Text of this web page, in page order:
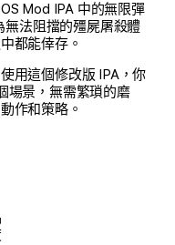
Mod IPA 中的無限彈
無法阻擋的殭屍屠殺體
都能倖存。
用這個修改版 IPA，你
場景，無需繁瑣的磨
作和策略。